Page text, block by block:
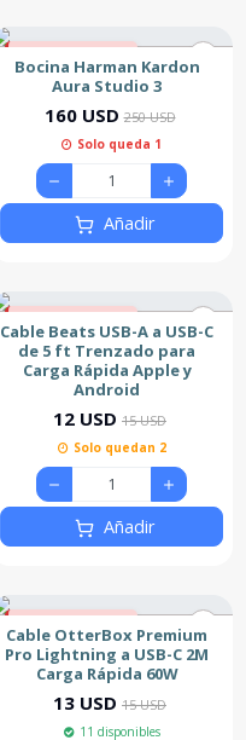
36% de descuento
Destacado
Bocina Harman Kardon
Aura Studio 3
160 USD 250 USD
Solo queda 1
Añadir
20% de descuento
Nuevo
Cable Beats USB-A a USB-C
de 5 ft Trenzado para
Carga Rápida Apple y
Android
12 USD 15 USD
Solo quedan 2
Añadir
13% de descuento
Nuevo
Más Vendido
Cable OtterBox Premium
Pro Lightning a USB-C 2M
Carga Rápida 60W
13 USD 15 USD
11 disponibles